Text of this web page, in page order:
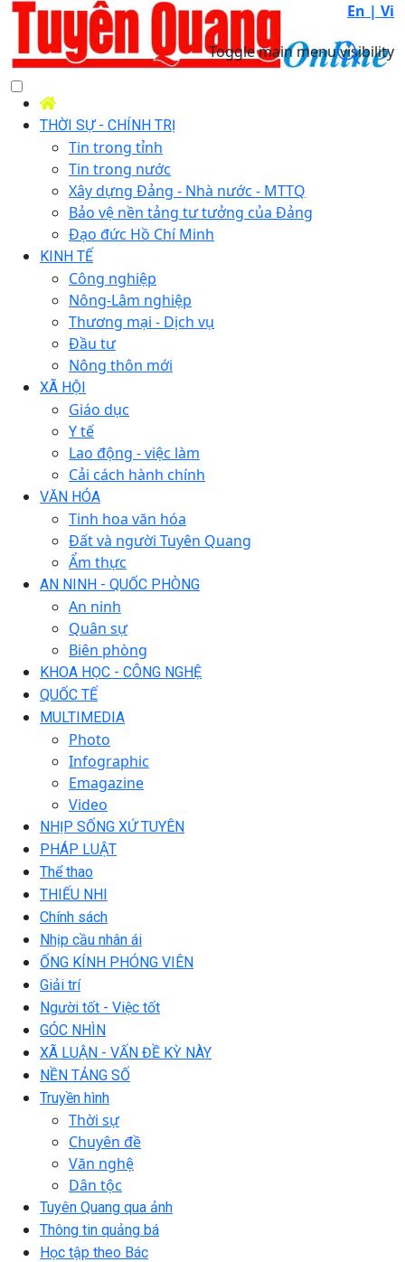
En | Vi
Toggle main menu visibility
THỜI SỰ - CHÍNH TRỊ
Tin trong tỉnh
Tin trong nước
Xây dựng Đảng - Nhà nước - MTTQ
Bảo vệ nền tảng tư tưởng của Đảng
Đạo đức Hồ Chí Minh
KINH TẾ
Công nghiệp
Nông-Lâm nghiệp
Thương mại - Dịch vụ
Đầu tư
Nông thôn mới
XÃ HỘI
Giáo dục
Y tế
Lao động - việc làm
Cải cách hành chính
VĂN HÓA
Tinh hoa văn hóa
Đất và người Tuyên Quang
Ẩm thực
AN NINH - QUỐC PHÒNG
An ninh
Quân sự
Biên phòng
KHOA HỌC - CÔNG NGHỆ
QUỐC TẾ
MULTIMEDIA
Photo
Infographic
Emagazine
Video
NHỊP SỐNG XỨ TUYÊN
PHÁP LUẬT
Thể thao
THIẾU NHI
Chính sách
Nhịp cầu nhân ái
ỐNG KÍNH PHÓNG VIÊN
Giải trí
Người tốt - Việc tốt
GÓC NHÌN
XÃ LUẬN - VẤN ĐỀ KỲ NÀY
NỀN TẢNG SỐ
Truyền hình
Thời sự
Chuyên đề
Văn nghệ
Dân tộc
Tuyên Quang qua ảnh
Thông tin quảng bá
Học tập theo Bác